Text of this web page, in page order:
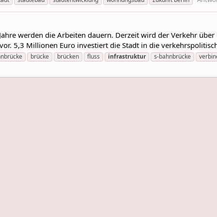
werden die Arbeiten dauern. Derzeit wird der Verkehr
5,3 Millionen Euro investiert die Stadt in die
brücke brücken fluss infrastruktur s-bahnbrücke